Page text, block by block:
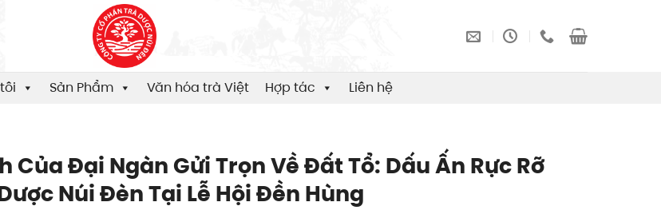
Sản Phẩm Văn hóa trà Việt Hợp tác Liên hệ
Của Đại Ngàn Gửi Trọn Về Đất Tổ: Dấu Ấn Rực Rỡ
Núi Đèn Tại Lễ Hội Đền Hùng